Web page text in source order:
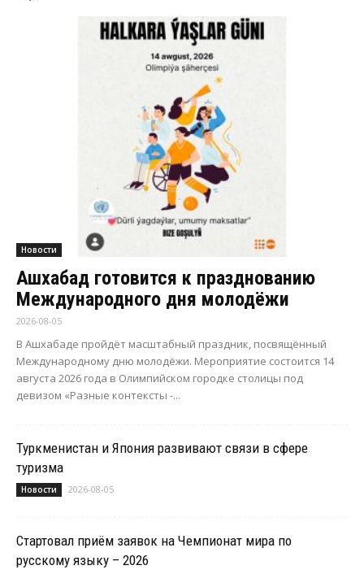
Новости
Ашхабад готовится к празднованию
Международного дня молодёжи
2026-08-05
В Ашхабаде пройдёт масштабный праздник, посвящённый
Международному дню молодёжи. Мероприятие состоится 14
августа 2026 года в Олимпийском городке столицы под
девизом «Разные контексты -...
Туркменистан и Япония развивают связи в сфере
туризма
Новости 2026-08-05
Стартовал приём заявок на Чемпионат мира по
русскому языку – 2026